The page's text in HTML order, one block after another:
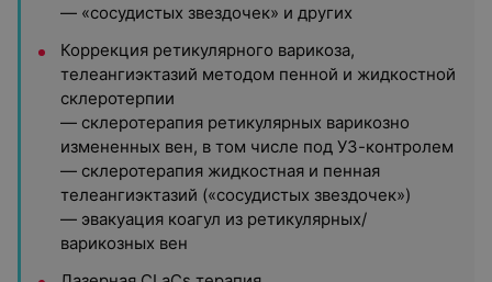
— «сосудистых звездочек» и других
Коррекция ретикулярного варикоза,
телеангиэктазий методом пенной и жидкостной
склеротерпии
— склеротерапия ретикулярных варикозно
измененных вен, в том числе под УЗ-контролем
— склеротерапия жидкостная и пенная
телеангиэктазий («сосудистых звездочек»)
— эвакуация коагул из ретикулярных/
варикозных вен